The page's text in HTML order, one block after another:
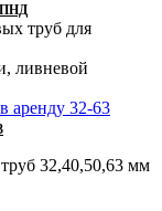
ПНД
труб для
ливневой
32,40,50,63 мм